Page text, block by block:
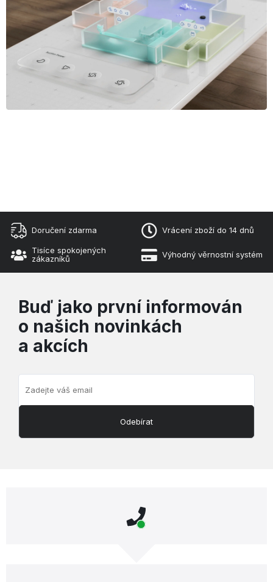
Doručení zdarma Vrácení zboží do 14 dnů
Tisíce spokojených
zákazníků
Výhodný věrnostní systém
Buď jako první informován
o našich novinkách
a akcích
Odebírat